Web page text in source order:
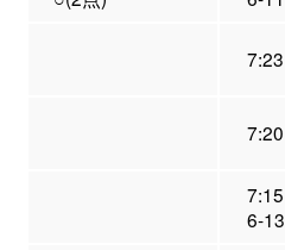
7:23
7:20
7:15
6-13